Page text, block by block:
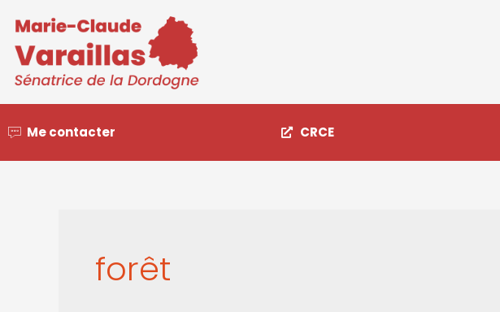
Me contacter CRCE
forêt